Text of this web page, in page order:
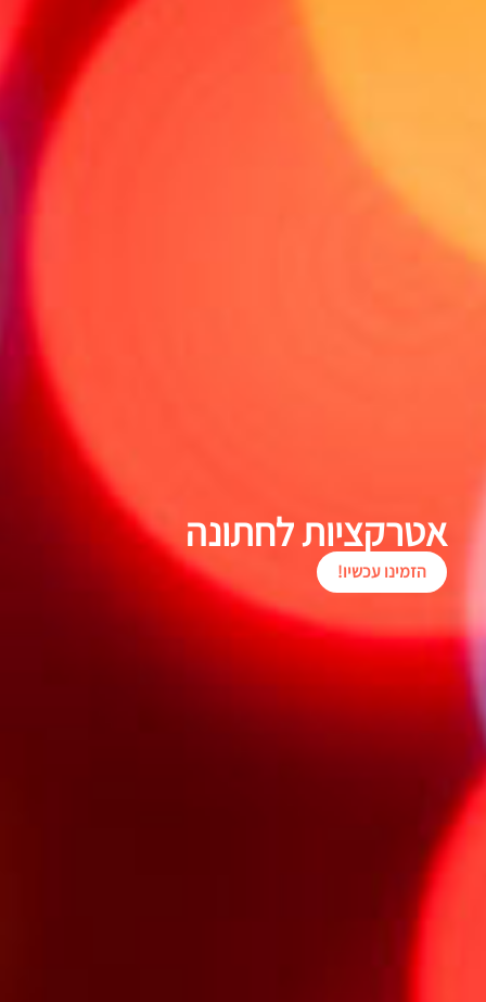
אטרקציות לחתונה
הזמינו עכשיו!